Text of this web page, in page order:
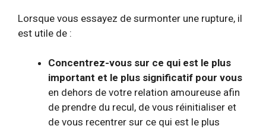
Lorsque vous essayez de surmonter une rupture, il
est utile de :
Concentrez-vous sur ce qui est le plus
important et le plus significatif pour vous
en dehors de votre relation amoureuse afin
de prendre du recul, de vous réinitialiser et
de vous recentrer sur ce qui est le plus